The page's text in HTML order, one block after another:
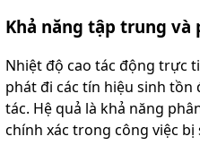
Khả năng tập trung và
Nhiệt độ cao tác động trực
phát đi các tín hiệu sinh
tác. Hệ quả là khả năng
chính xác trong công việc bị